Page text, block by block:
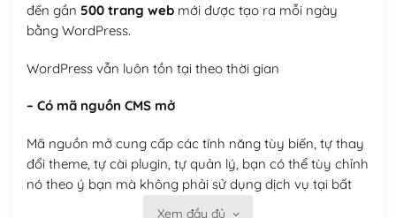
đến gần 500 trang webmới được tạo ra mỗi ngày
bằng WordPress.
WordPress vẫn luôn tồn tại theo thời gian
– Có mã nguồn CMS mở
Mã nguồn mở cung cấp các tính năng tùy biến, tự thay
đổi theme, tự cài plugin, tự quản lý, bạn có thể tùy chỉnh
nó theo ý bạn mà không phải sử dụng dịch vụ tại bất
Xem đầy đủ